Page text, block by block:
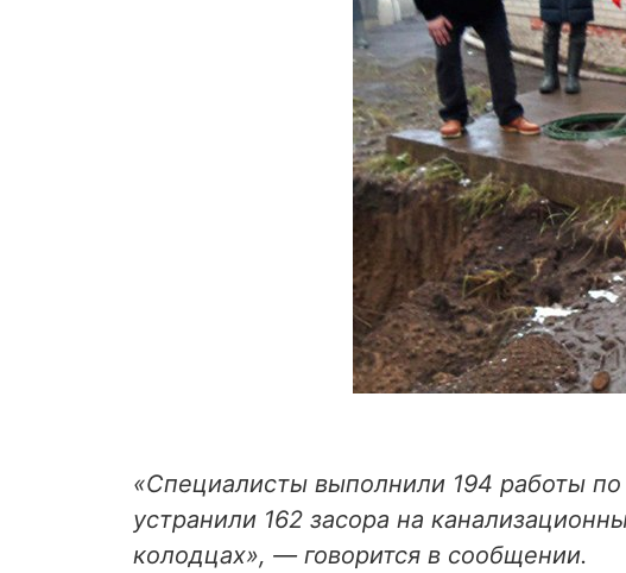
«Специалисты выполнили 194 работы
устранили 162 засора на
колодцах», — говорится в сообщении.